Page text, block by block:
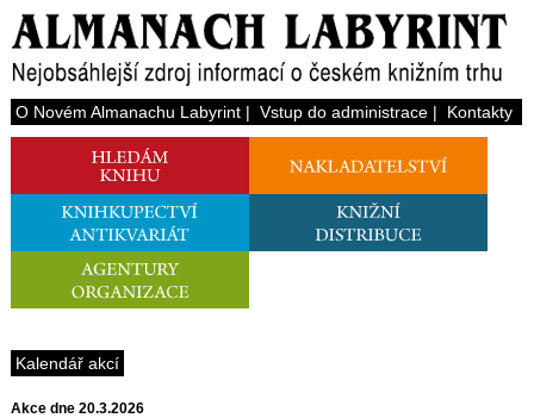
O Novém Almanachu Labyrint| Vstup do administrace| Kontakty
Kalendář akcí
Akce dne 20.3.2026